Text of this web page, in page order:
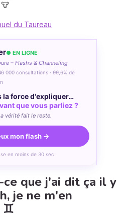
🐮
du Taureau
● EN LIGNE
– Flashs & Channeling
000 consultations · 99,6% de
la force d'expliquer…
que vous parliez ?
vérité fait le reste.
mon flash →
en moins de 30 sec
ce que j'ai dit ça il y
je ne m'en